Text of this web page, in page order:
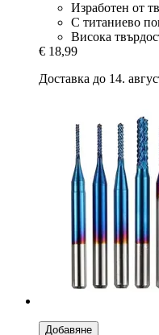
Изработен от
С титаниево
Висока
€ 18,99
Доставка до 14.
Добавяне